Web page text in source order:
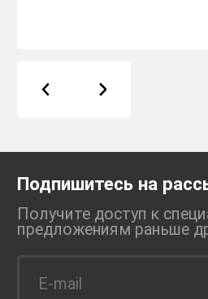
Подпишитесь на
Получите доступ к
предложениям раньше